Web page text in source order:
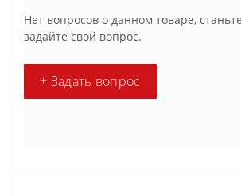
Нет вопросов о данном товаре,
задайте свой вопрос.
+ Задать вопрос